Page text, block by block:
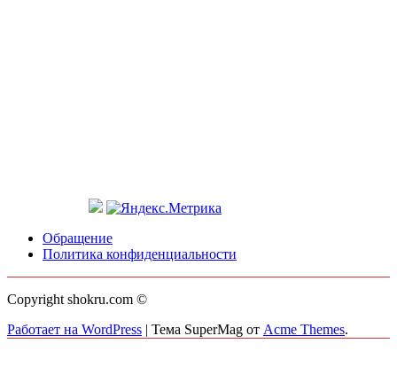
Обращение
Политика конфиденциальности
Copyright shokru.com ©
Работает на WordPress | Тема SuperMag от Acme Themes.